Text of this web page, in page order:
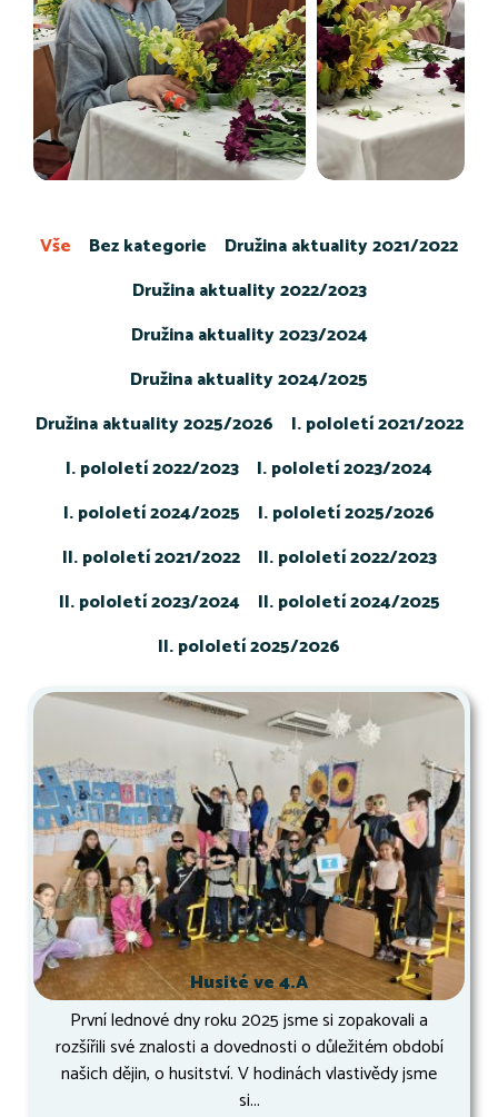
Bez kategorie
Družina aktuality 2021/2022
Družina aktuality 2022/2023
Družina aktuality 2023/2024
Družina aktuality 2024/2025
Družina aktuality 2025/2026
I. pololetí 2021/2022
I. pololetí 2022/2023
I. pololetí 2023/2024
I. pololetí 2024/2025
I. pololetí 2025/2026
II. pololetí 2021/2022
II. pololetí 2022/2023
II. pololetí 2023/2024
II. pololetí 2024/2025
II. pololetí 2025/2026
Vše
Husité ve 4.A
První lednové dny roku 2025 jsme si zopakovali a
rozšířili své znalosti a dovednosti o důležitém období
našich dějin, o husitství. V hodinách vlastivědy jsme
si...